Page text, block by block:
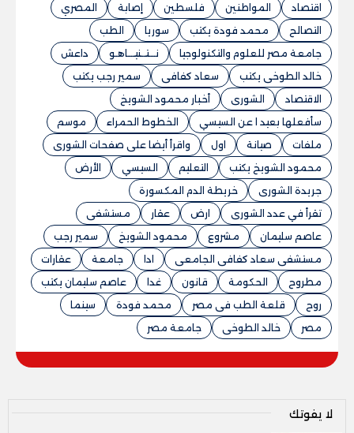
اقتصاد المواطنين فلسطين إصابة
المصري
التصالح
محمد فودة يكتب سوريا
الطب
جامعة مصر للعلوم والتكنولوجيا
نـــتــنيـــاهـو
داعش
خالد الطوخى يكتب
سعاد كفافى
سمير رجب يكتب
الاقتصاد
الشورى
أخبار محمود الشويخ
سأفعلها بعيد ا عن السيسي
الخطوط الحمراء
موسم
ملفات
صيانة اول
واقرأ أيضا على صفحات الشورى
محمود الشويخ يكتب
التعليم السيسي
الأرض
جريدة الشورى
خريطة الدم المكسورة
تقرأ في عدد الشورى
ارض عقار
مستشفى
عاصم سليمان
مشروع محمود الشويخ
سمير رجب
مستشفى سعاد كفافى الجامعى
ادا جامعة
عقارات
مطروح
الحكومة قانون غدا
عاصم سليمان يكتب
روح
قلعة الطب فى مصر محمد فودة
سينما
مصر
خالد الطوخى جامعة مصر
لا يفوتك